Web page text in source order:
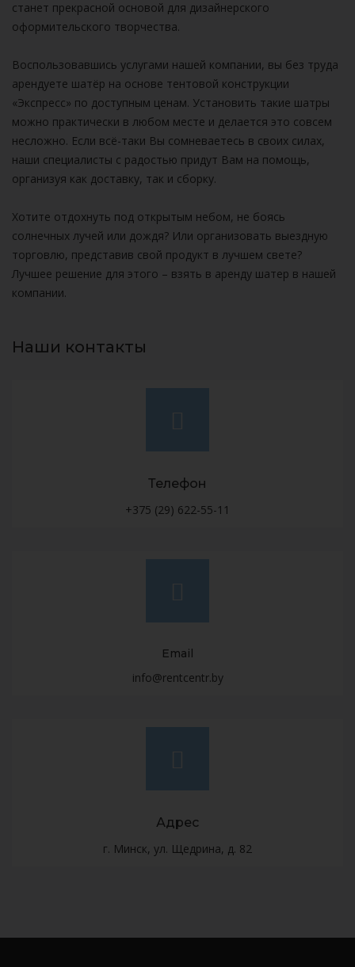
станет прекрасной основой для дизайнерского
оформительского творчества.
Воспользовавшись услугами нашей компании, вы без труда
арендуете шатёр на основе тентовой конструкции
«Экспресс» по доступным ценам. Установить такие шатры
можно практически в любом месте и делается это совсем
несложно. Если всё-таки Вы сомневаетесь в своих силах,
наши специалисты с радостью придут Вам на помощь,
организуя как доставку, так и сборку.
Хотите отдохнуть под открытым небом, не боясь
солнечных лучей или дождя? Или организовать выездную
торговлю, представив свой продукт в лучшем свете?
Лучшее решение для этого – взять в аренду шатер в нашей
компании.
Наши контакты
Телефон
+375 (29) 622-55-11
Email
info@rentcentr.by
Адрес
г. Минск, ул. Щедрина, д. 82